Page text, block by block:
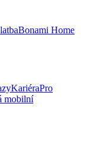
Bonami Home
KariéraPro
mobilní